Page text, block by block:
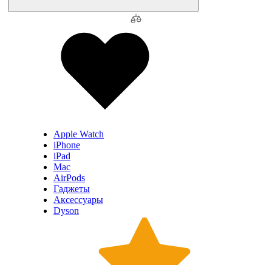
Apple Watch
iPhone
iPad
Mac
AirPods
Гаджеты
Аксессуары
Dyson